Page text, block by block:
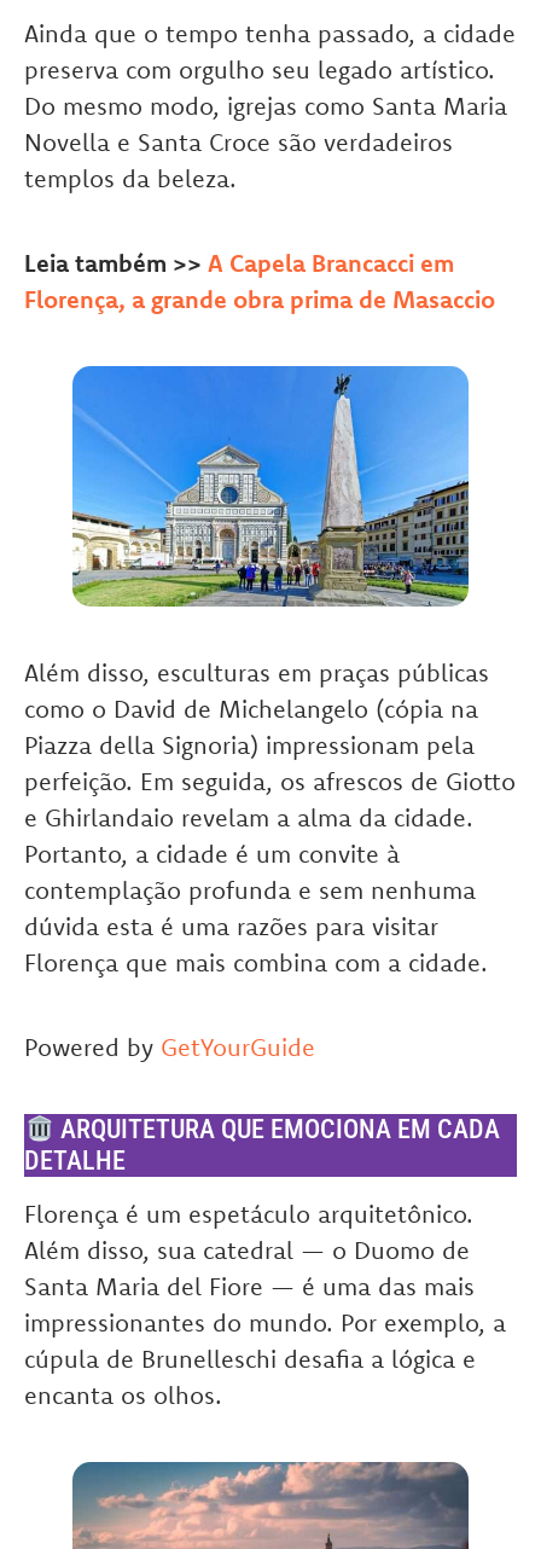
Ainda que o tempo tenha passado, a cidade
preserva com orgulho seu legado artístico.
Do mesmo modo, igrejas como Santa Maria
Novella e Santa Croce são verdadeiros
templos da beleza.
Leia também >> A Capela Brancacci em
Florença, a grande obra prima de Masaccio
Além disso, esculturas em praças públicas
como o David de Michelangelo (cópia na
Piazza della Signoria) impressionam pela
perfeição. Em seguida, os afrescos de Giotto
e Ghirlandaio revelam a alma da cidade.
Portanto, a cidade é um convite à
contemplação profunda e sem nenhuma
dúvida esta é uma razões para visitar
Florença que mais combina com a cidade.
Powered by GetYourGuide
ARQUITETURA QUE EMOCIONA EM CADA
DETALHE
Florença é um espetáculo arquitetônico.
Além disso, sua catedral — o Duomo de
Santa Maria del Fiore — é uma das mais
impressionantes do mundo. Por exemplo, a
cúpula de Brunelleschi desafia a lógica e
encanta os olhos.